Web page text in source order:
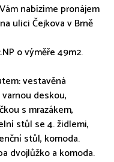
nabízíme pronájem
ulici Čejkova v Brně
o výměře 49m2.
vestavěná
deskou,
s mrazákem,
stůl se 4. židlemi,
stůl, komoda.
dvojlůžko a komoda.